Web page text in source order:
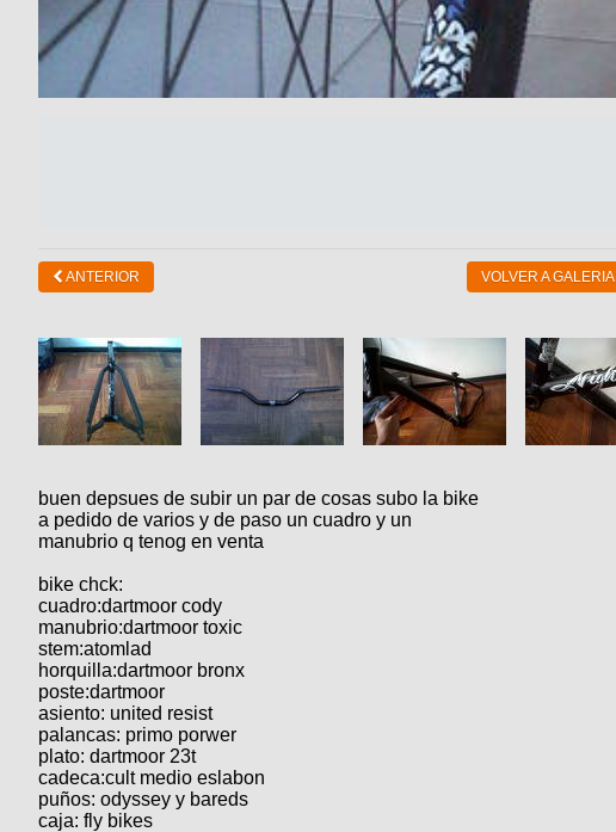
ANTERIOR VOLVER A GALERIA
buen depsues de subir un par de cosas subo la bike
a pedido de varios y de paso un cuadro y un
manubrio q tenog en venta
bike chck:
cuadro:dartmoor cody
manubrio:dartmoor toxic
stem:atomlad
horquilla:dartmoor bronx
poste:dartmoor
asiento: united resist
palancas: primo porwer
plato: dartmoor 23t
cadeca:cult medio eslabon
puños: odyssey y bareds
caja: fly bikes